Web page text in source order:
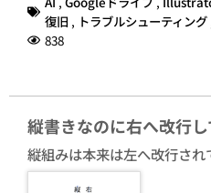
復旧 , トラブルシューティング
838
縦書きなのに右へ改行し
縦組みは本来は左へ改行され